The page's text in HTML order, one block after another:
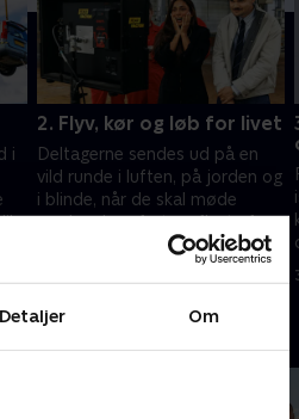
Detaljer Om
i
2. Flyv, kør og løb for livet
Deltagerne sendes ud på en
vild runde i luften, på jorden og
i blinde, når de skal møde
mørke, duer, fart og flygte fra
27. december 2025 • 28 min